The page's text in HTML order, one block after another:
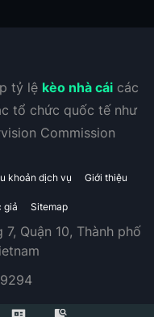
tỷ lệ kèo nhà cáicác
tổ chức quốc tế như
Commission
khoản dịch vụ Giới thiệu
giả Sitemap
Quận 10, Thành phố